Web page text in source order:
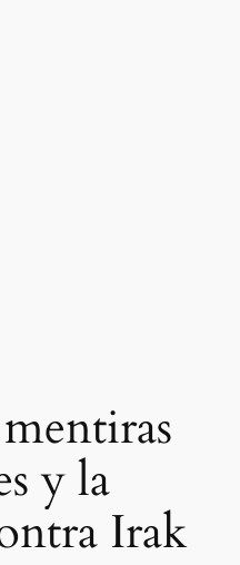
y la
Irak